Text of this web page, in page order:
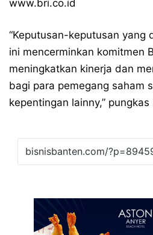
www.bri.co.id
“Keputusan-keputusan yang
ini mencerminkan komitmen
meningkatkan kinerja dan
bagi para pemegang saham
kepentingan lainny,” pungkas